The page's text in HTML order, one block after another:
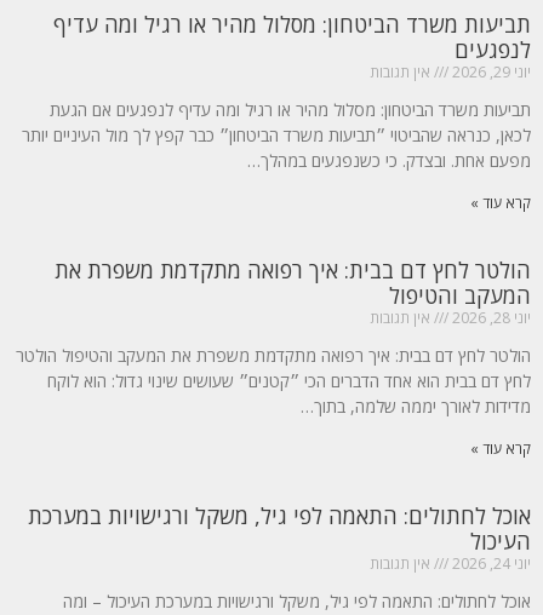
תביעות משרד הביטחון: מסלול מהיר או רגיל ומה עדיף
לנפגעים
יוני 29, 2026 אין תגובות
תביעות משרד הביטחון: מסלול מהיר או רגיל ומה עדיף לנפגעים אם הגעת
לכאן, כנראה שהביטוי ״תביעות משרד הביטחון״ כבר קפץ לך מול העיניים יותר
מפעם אחת. ובצדק. כי כשנפגעים במהלך…
קרא עוד »
הולטר לחץ דם בבית: איך רפואה מתקדמת משפרת את
המעקב והטיפול
יוני 28, 2026 אין תגובות
הולטר לחץ דם בבית: איך רפואה מתקדמת משפרת את המעקב והטיפול הולטר
לחץ דם בבית הוא אחד הדברים הכי ״קטנים״ שעושים שינוי גדול: הוא לוקח
מדידות לאורך יממה שלמה, בתוך…
קרא עוד »
אוכל לחתולים: התאמה לפי גיל, משקל ורגישויות במערכת
העיכול
יוני 24, 2026 אין תגובות
אוכל לחתולים: התאמה לפי גיל, משקל ורגישויות במערכת העיכול – ומה